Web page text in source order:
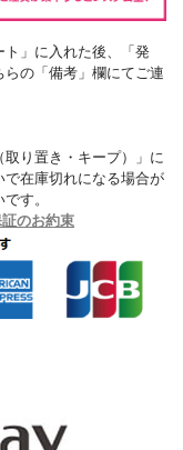
」に入れた後、「発
の「備考」欄にてご連
り置き・キープ）」に
在庫切れになる場合が
す。
のお約束